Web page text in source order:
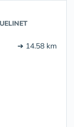
➔ 14.58 km